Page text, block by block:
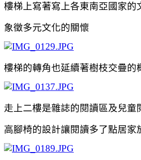
樓梯上寫著寫上各東南亞國家的
象徵多元文化的關懷
樓梯的轉角也延續著樹枝交疊的
走上二樓是雜誌的閱讀區及兒童
高腳椅的設計讓閱讀多了點居家